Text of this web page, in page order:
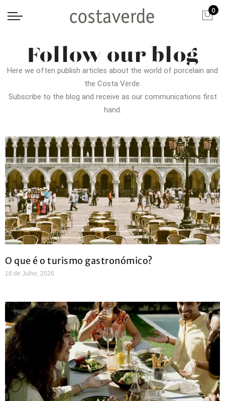
0
Follow our blog
Here we often publish articles about the world of porcelain and
the Costa Verde.
Subscribe to the blog and receive as our communications first
hand.
O que é o turismo gastronómico?
16 de Julho, 2026